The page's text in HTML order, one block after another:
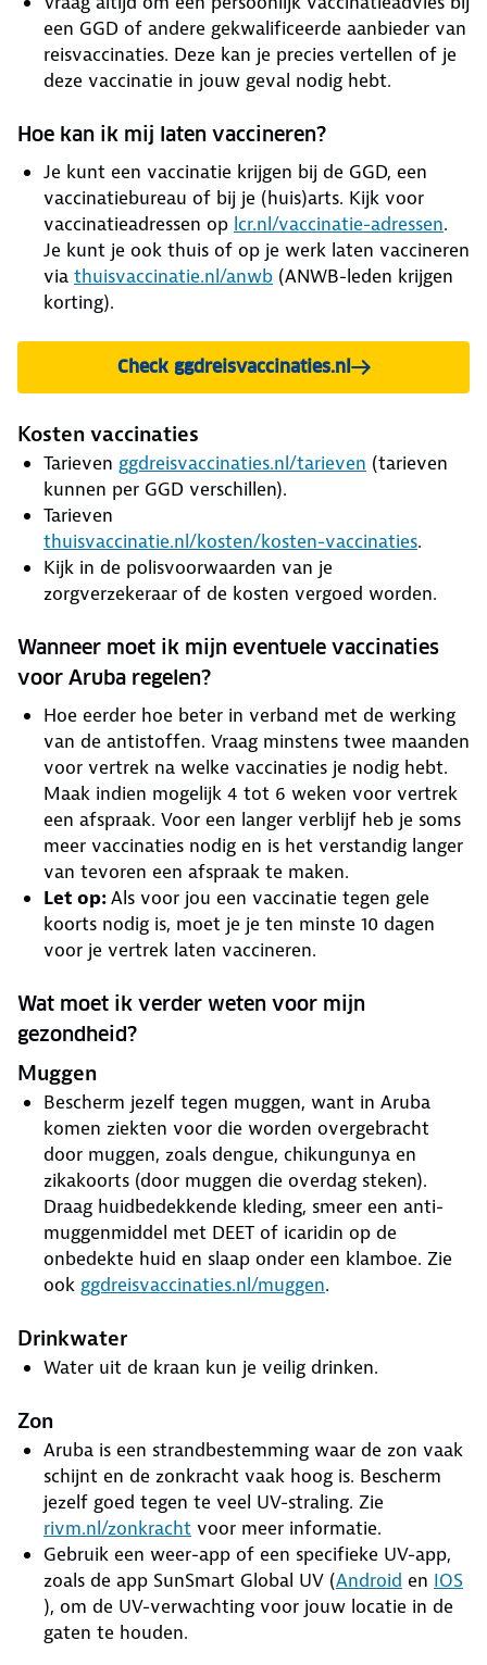
een GGD of andere gekwalificeerde aanbieder van
reisvaccinaties. Deze kan je precies vertellen of je
deze vaccinatie in jouw geval nodig hebt.
Hoe kan ik mij laten vaccineren?
Je kunt een vaccinatie krijgen bij de GGD, een
vaccinatiebureau of bij je (huis)arts. Kijk voor
vaccinatieadressen op lcr.nl/vaccinatie-adressen.
Je kunt je ook thuis of op je werk laten vaccineren
via thuisvaccinatie.nl/anwb (ANWB-leden krijgen
korting).
Check ggdreisvaccinaties.nl
Kosten vaccinaties
Tarieven ggdreisvaccinaties.nl/tarieven (tarieven
kunnen per GGD verschillen).
Tarieven
thuisvaccinatie.nl/kosten/kosten-vaccinaties.
Kijk in de polisvoorwaarden van je
zorgverzekeraar of de kosten vergoed worden.
Wanneer moet ik mijn eventuele vaccinaties
voor Aruba regelen?
Hoe eerder hoe beter in verband met de werking
van de antistoffen. Vraag minstens twee maanden
voor vertrek na welke vaccinaties je nodig hebt.
Maak indien mogelijk 4 tot 6 weken voor vertrek
een afspraak. Voor een langer verblijf heb je soms
meer vaccinaties nodig en is het verstandig langer
van tevoren een afspraak te maken.
Let op:Als voor jou een vaccinatie tegen gele
koorts nodig is, moet je je ten minste 10 dagen
voor je vertrek laten vaccineren.
Wat moet ik verder weten voor mijn
gezondheid?
Muggen
Bescherm jezelf tegen muggen, want in Aruba
komen ziekten voor die worden overgebracht
door muggen, zoals dengue, chikungunya en
zikakoorts (door muggen die overdag steken).
Draag huidbedekkende kleding, smeer een anti-
muggenmiddel met DEET of icaridin op de
onbedekte huid en slaap onder een klamboe. Zie
ook ggdreisvaccinaties.nl/muggen.
Drinkwater
Water uit de kraan kun je veilig drinken.
Zon
Aruba is een strandbestemming waar de zon vaak
schijnt en de zonkracht vaak hoog is. Bescherm
jezelf goed tegen te veel UV-straling. Zie
rivm.nl/zonkracht voor meer informatie.
Gebruik een weer-app of een specifieke UV-app,
zoals de app SunSmart Global UV (Android en IOS
), om de UV-verwachting voor jouw locatie in de
gaten te houden.